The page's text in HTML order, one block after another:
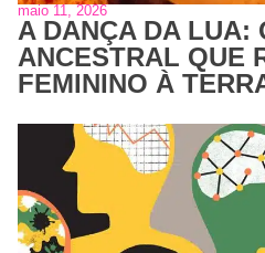
maio 11, 2026
A DANÇA DA LUA:
ANCESTRAL QUE
FEMININO À